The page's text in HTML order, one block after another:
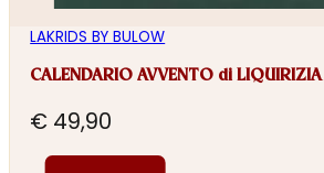
LAKRIDS BY BULOW
CALENDARIO AVVENTO di LIQUIRIZIA
€ 49,90